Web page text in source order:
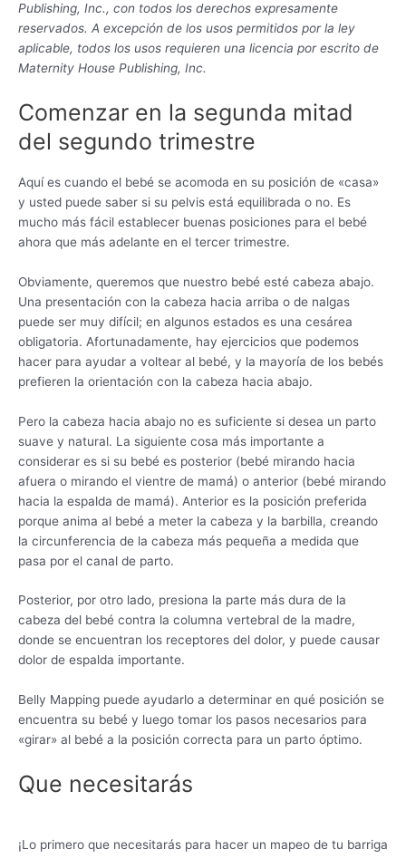
Publishing, Inc., con todos los derechos expresamente
reservados. A excepción de los usos permitidos por la ley
aplicable, todos los usos requieren una licencia por escrito de
Maternity House Publishing, Inc.
Comenzar en la segunda mitad
del segundo trimestre
Aquí es cuando el bebé se acomoda en su posición de «casa»
y usted puede saber si su pelvis está equilibrada o no. Es
mucho más fácil establecer buenas posiciones para el bebé
ahora que más adelante en el tercer trimestre.
Obviamente, queremos que nuestro bebé esté cabeza abajo.
Una presentación con la cabeza hacia arriba o de nalgas
puede ser muy difícil; en algunos estados es una cesárea
obligatoria. Afortunadamente, hay ejercicios que podemos
hacer para ayudar a voltear al bebé, y la mayoría de los bebés
prefieren la orientación con la cabeza hacia abajo.
Pero la cabeza hacia abajo no es suficiente si desea un parto
suave y natural. La siguiente cosa más importante a
considerar es si su bebé es posterior (bebé mirando hacia
afuera o mirando el vientre de mamá) o anterior (bebé mirando
hacia la espalda de mamá). Anterior es la posición preferida
porque anima al bebé a meter la cabeza y la barbilla, creando
la circunferencia de la cabeza más pequeña a medida que
pasa por el canal de parto.
Posterior, por otro lado, presiona la parte más dura de la
cabeza del bebé contra la columna vertebral de la madre,
donde se encuentran los receptores del dolor, y puede causar
dolor de espalda importante.
Belly Mapping puede ayudarlo a determinar en qué posición se
encuentra su bebé y luego tomar los pasos necesarios para
«girar» al bebé a la posición correcta para un parto óptimo.
Que necesitarás
¡Lo primero que necesitarás para hacer un mapeo de tu barriga